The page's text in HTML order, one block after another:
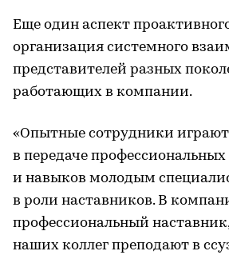
Еще один аспект
организация системного
представителей разных
работающих в компании.
«Опытные сотрудники
в передаче
и навыков молодым
в роли наставников. В
профессиональный
наших коллег преподают в